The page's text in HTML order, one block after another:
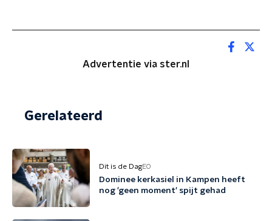
Advertentie via ster.nl
Gerelateerd
Dit is de DagEO
Dominee kerkasiel in Kampen heeft
nog 'geen moment' spijt gehad